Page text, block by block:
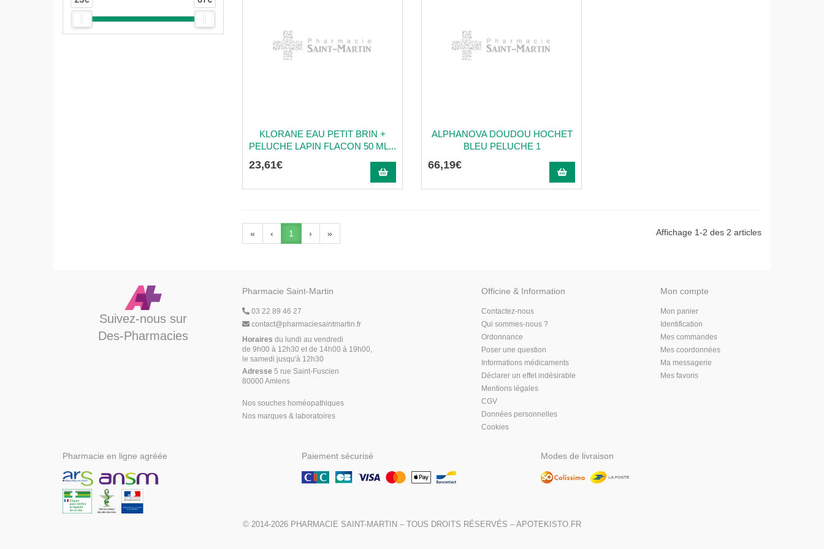
KLORANE EAU PETIT BRIN +
PELUCHE LAPIN FLACON 50 ML...
23,61€
ALPHANOVA DOUDOU HOCHET
BLEU PELUCHE 1
66,19€
« ‹ 1 › » Affichage 1-2 des 2 articles
Suivez-nous sur
Des-Pharmacies
Pharmacie Saint-Martin
03 22 89 46 27
contact@pharmaciesaintmartin.fr
Horaires du lundi au vendredi
de 9h00 à 12h30 et de 14h00 à 19h00,
le samedi jusqu'à 12h30
Adresse5 rue Saint-Fuscien
80000 Amiens
Nos souches homéopathiques
Nos marques & laboratoires
Officine & Information
Contactez-nous
Qui sommes-nous ?
Ordonnance
Poser une question
Informations médicaments
Déclarer un effet indésirable
Mentions légales
CGV
Données personnelles
Cookies
Mon compte
Mon panier
Identification
Mes commandes
Mes coordonnées
Ma messagerie
Mes favoris
Pharmacie en ligne agréée Paiement sécurisé Modes de livraison
© 2014-2026 PHARMACIE SAINT-MARTIN – TOUS DROITS RÉSERVÉS – APOTEKISTO.FR,